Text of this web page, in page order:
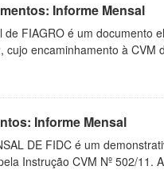
Informe Mensal
de FIAGRO é um documento
cujo encaminhamento à CVM
Informe Mensal
DE FIDC é um
Instrução CVM Nº 502/11.